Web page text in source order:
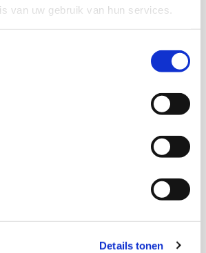
van uw gebruik van hun services.
Details tonen
niet mishandeld. Dan kun je als
reageren dat dat volgens onze
is, maar wat schiet je daar mee
vaak niet horen dat hun ouders
je het risico dat het kind weer in
is okay
zo bepleitten de gasten aan